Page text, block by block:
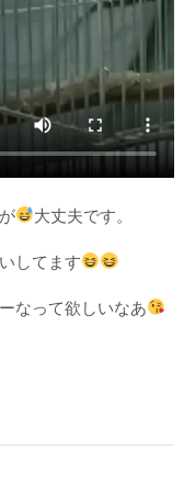
大丈夫です。
してます
なって欲しいなあ